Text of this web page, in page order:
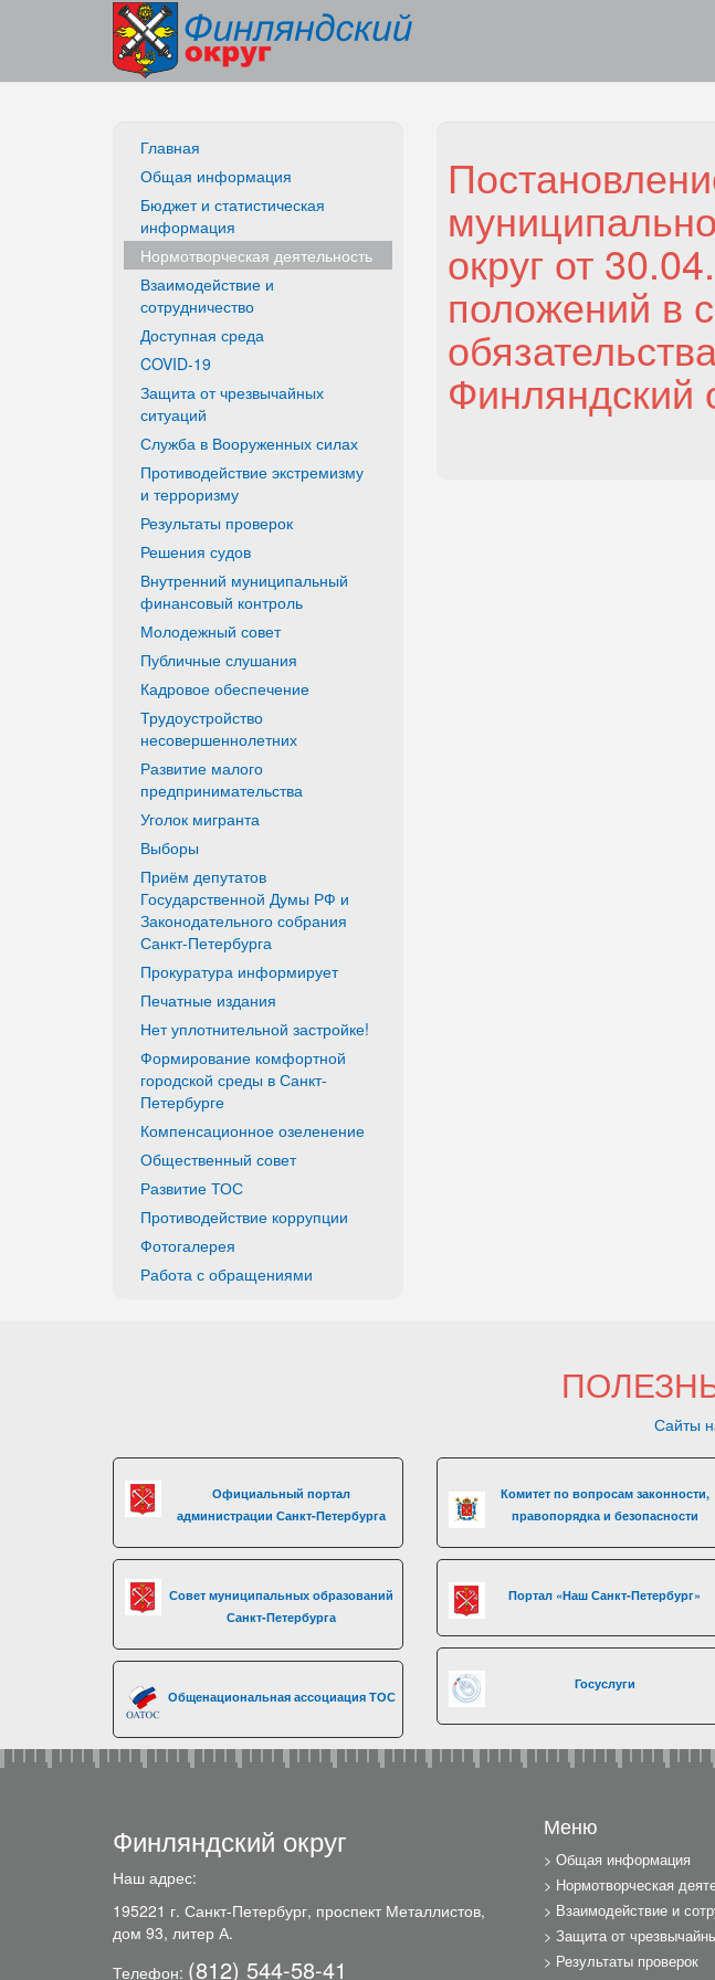
Главная
Общая информация
Бюджет и статистическая
информация
Нормотворческая деятельность
Взаимодействие и
сотрудничество
Доступная среда
COVID-19
Защита от чрезвычайных
ситуаций
Служба в Вооруженных силах
Противодействие экстремизму
и терроризму
Результаты проверок
Решения судов
Внутренний муниципальный
финансовый контроль
Молодежный совет
Публичные слушания
Кадровое обеспечение
Трудоустройство
несовершеннолетних
Развитие малого
предпринимательства
Уголок мигранта
Выборы
Приём депутатов
Государственной Думы РФ и
Законодательного собрания
Санкт-Петербурга
Прокуратура информирует
Печатные издания
Нет уплотнительной застройке!
Формирование комфортной
городской среды в Санкт-
Петербурге
Компенсационное озеленение
Общественный совет
Развитие ТОС
Противодействие коррупции
Фотогалерея
Работа с обращениями
округ от
положений в
Финляндский
Сайты
Официальный портал
администрации Санкт-Петербурга
Совет муниципальных образований
Санкт-Петербурга
Общенациональная ассоциация ТОС
Комитет по вопросам законности,
правопорядка и безопасности
Портал «Наш Санкт-Петербург»
Госуслуги
Финляндский округ
Наш адрес:
195221 г. Санкт-Петербург, проспект Металлистов,
дом 93, литер А.
Телефон: (812) 544-58-41
Меню
Общая информация
Нормотворческая
Взаимодействие и
Защита от
Результаты проверок